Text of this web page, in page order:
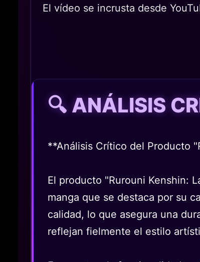
El vídeo se incrusta desde
🔍 ANÁLISIS
**Análisis Crítico del Producto
El producto "Rurouni Kenshin:
manga que se destaca por su
calidad, lo que asegura una
reflejan fielmente el estilo